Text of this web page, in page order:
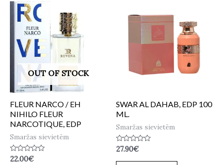
OUT OF STOCK
FLEUR NARCO / EH
NIHILO FLEUR
NARCOTIQUE, EDP
Smaržas sievietēm
Novērtēts
22.00€
SWAR AL DAHAB, EDP 100
ML.
Smaržas sievietēm
Novērtēts
0
27.90€